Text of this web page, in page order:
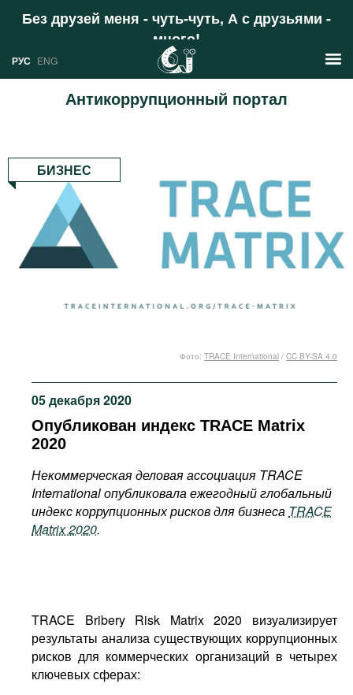
Без друзей меня - чуть-чуть, А с друзьями -
много!
Поддержать
РУС ENG
Антикоррупционный портал
РУС
Аналитика
Профили
Стран
Международных организаций
Ресурсы
Литература
Подкасты
Книжная полка
О проекте
05 декабря 2020
Опубликован индекс TRACE Matrix
2020
Некоммерческая деловая ассоциация TRACE
Internationalопубликовала ежегодный глобальный
индекс коррупционных рисков для бизнеса TRACE
Matrix 2020.
БИЗНЕС
Фото: TRACE International / CC BY-SA 4.0
TRACE Bribery Risk Matrix 2020 визуализирует
результаты анализа существующих коррупционных
рисков для коммерческих организаций в четырех
ключевых сферах: